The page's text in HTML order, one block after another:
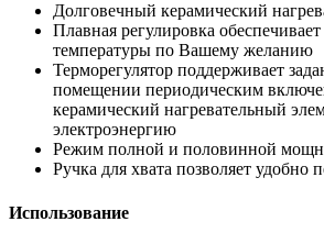
Долговечный керамический
Плавная регулировка
температуры по Вашему желанию
Терморегулятор поддерживает
помещении периодическим
керамический нагревательный
электроэнергию
Режим полной и половинной
Ручка для хвата позволяет удобно
Использование